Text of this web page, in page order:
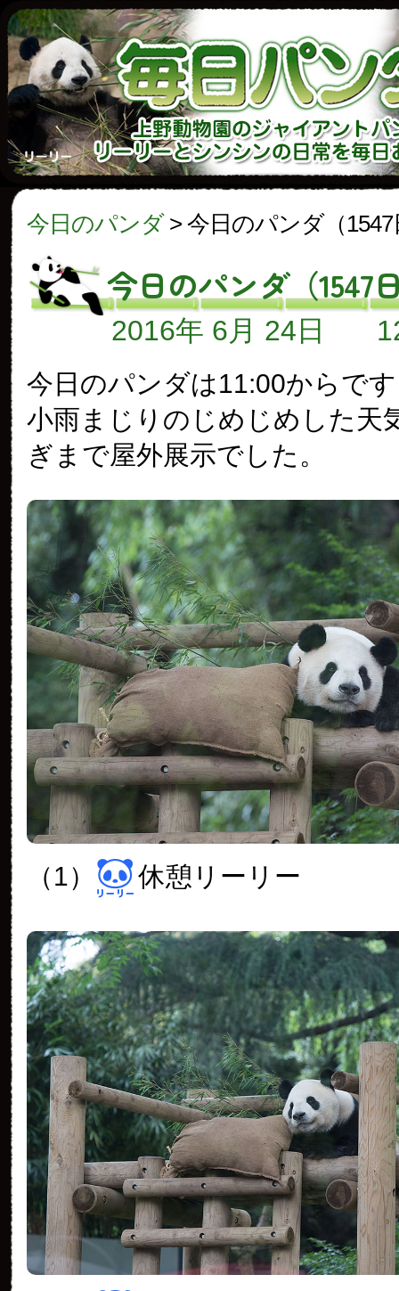
今日のパンダ> 今日のパンダ（1547
今日のパンダ（1547
2016年 6月 24日
今日のパンダは11:00からで
小雨まじりのじめじめした天
ぎまで屋外展示でした。
（1） 休憩リーリー